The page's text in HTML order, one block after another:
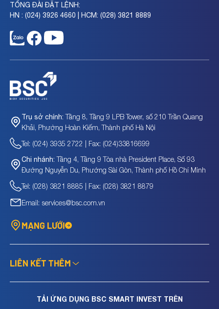
quỹ tháng 08/
vay ký quỹ tại BSC
TỔNG ĐÀI ĐẶT LỆNH:
HN : (024) 3926 4660 | HCM: (028) 3821 8889
Trụ sở chính: Tầng 8, Tầng 9 LPB Tower, số 210 Trần Quang
Khải, Phường Hoàn Kiếm, Thành phố Hà Nội
Tel: (024) 3935 2722 | Fax: (024)33816699
Chi nhánh: Tầng 4, Tầng 9 Tòa nhà President Place, Số 93
Đường Nguyễn Du, Phường Sài Gòn, Thành phố Hồ Chí Minh
Tel: (028) 3821 8885 | Fax: (028) 3821 8879
Email: services@bsc.com.vn
MẠNG LƯỚI
LIÊN KẾT THÊM
TẢI ỨNG DỤNG BSC SMART INVEST TRÊN